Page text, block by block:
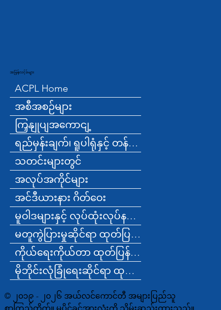
အမြန်လင့်ခ်များ
ACPL Home
အစီအစဉ်များ
ကြှနျုပျအကောငျ့
ရည်မှန်းချက်၊ ရူပါရုံနှင့် တန်ဖိုးများ
သတင်းများတွင်
အလုပ်အကိုင်များ
အင်ဒီယားနား ဂိတ်ဝေး
မူဝါဒများနှင့် လုပ်ထုံးလုပ်နည်းများ
မတူကွဲပြားမှုဆိုင်ရာ ထုတ်ပြန်ချက်
ကိုယ်ရေးကိုယ်တာ ထုတ်ပြန်ချက်
မိုဘိုင်းလုံခြုံရေးဆိုင်ရာ ထုတ်ပြန်ချက်
© ၂၀၁၉ - ၂၀၂၆ အယ်လင်ကောင်တီ အများပြည်သူ
စာကြည့်တိုက်။ မူပိုင်ခွင့်အားလုံးကို သိမ်းဆည်းထားသည်။